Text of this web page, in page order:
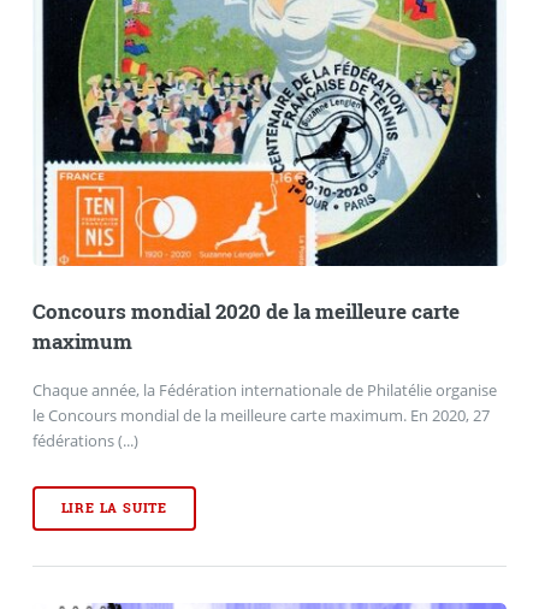
Concours mondial 2020 de la meilleure carte
maximum
Chaque année, la Fédération internationale de Philatélie organise
le Concours mondial de la meilleure carte maximum. En 2020, 27
fédérations (...)
LIRE LA SUITE